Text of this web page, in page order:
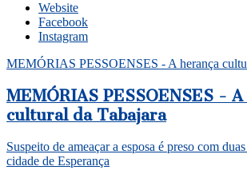
Website
Facebook
Instagram
MEMÓRIAS PESSOENSES - A herança
MEMÓRIAS PESSOENSES -
cultural da Tabajara
Suspeito de ameaçar a esposa é preso com
cidade de Esperança